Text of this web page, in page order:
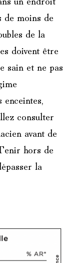
de moins de
de la
doivent être
sain et ne pas
consulter
avant de
hors de
la